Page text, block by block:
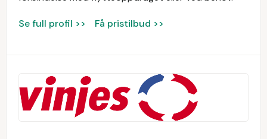
Se full profil >> Få pristilbud >>